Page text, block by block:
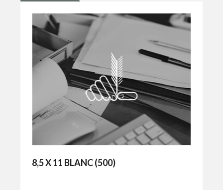
8,5 X 11 BLANC (500)